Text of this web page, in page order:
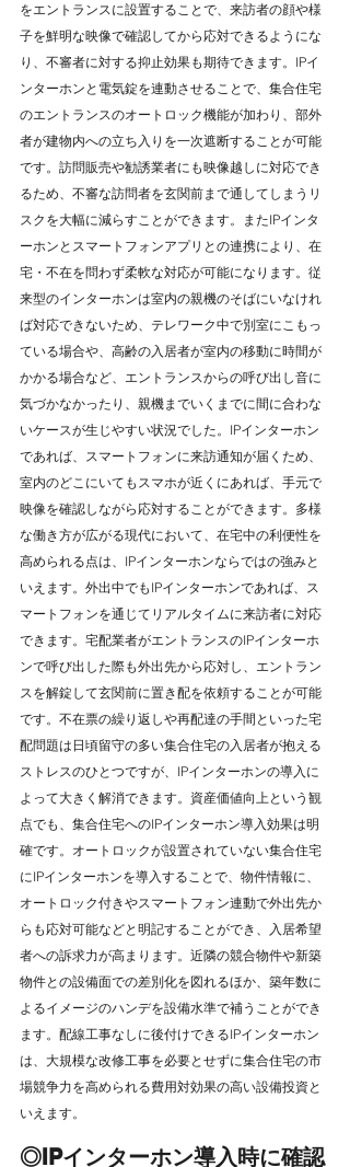
をエントランスに設置することで、来訪者の顔や様
子を鮮明な映像で確認してから応対できるようにな
り、不審者に対する抑止効果も期待できます。IPイ
ンターホンと電気錠を連動させることで、集合住宅
のエントランスのオートロック機能が加わり、部外
者が建物内への立ち入りを一次遮断することが可能
です。訪問販売や勧誘業者にも映像越しに対応でき
るため、不審な訪問者を玄関前まで通してしまうリ
スクを大幅に減らすことができます。またIPインタ
ーホンとスマートフォンアプリとの連携により、在
宅・不在を問わず柔軟な対応が可能になります。従
来型のインターホンは室内の親機のそばにいなけれ
ば対応できないため、テレワーク中で別室にこもっ
ている場合や、高齢の入居者が室内の移動に時間が
かかる場合など、エントランスからの呼び出し音に
気づかなかったり、親機までいくまでに間に合わな
いケースが生じやすい状況でした。IPインターホン
であれば、スマートフォンに来訪通知が届くため、
室内のどこにいてもスマホが近くにあれば、手元で
映像を確認しながら応対することができます。多様
な働き方が広がる現代において、在宅中の利便性を
高められる点は、IPインターホンならではの強みと
いえます。外出中でもIPインターホンであれば、ス
マートフォンを通じてリアルタイムに来訪者に対応
できます。宅配業者がエントランスのIPインターホ
ンで呼び出した際も外出先から応対し、エントラン
スを解錠して玄関前に置き配を依頼することが可能
です。不在票の繰り返しや再配達の手間といった宅
配問題は日頃留守の多い集合住宅の入居者が抱える
ストレスのひとつですが、IPインターホンの導入に
よって大きく解消できます。資産価値向上という観
点でも、集合住宅へのIPインターホン導入効果は明
確です。オートロックが設置されていない集合住宅
にIPインターホンを導入することで、物件情報に、
オートロック付きやスマートフォン連動で外出先か
らも応対可能などと明記することができ、入居希望
者への訴求力が高まります。近隣の競合物件や新築
物件との設備面での差別化を図れるほか、築年数に
よるイメージのハンデを設備水準で補うことができ
ます。配線工事なしに後付けできるIPインターホン
は、大規模な改修工事を必要とせずに集合住宅の市
場競争力を高められる費用対効果の高い設備投資と
いえます。
◎IPインターホン導入時に確認